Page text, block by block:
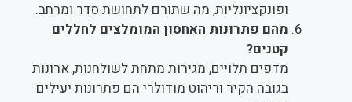
ופונקציונליות, מה שתורם לתחושת סדר ומרחב.
מהם פתרונות האחסון המומלצים לחללים
קטנים?
מדפים תלויים, מגירות מתחת לשולחנות, ארונות
בגובה הקיר וריהוט מודולרי הם פתרונות יעילים